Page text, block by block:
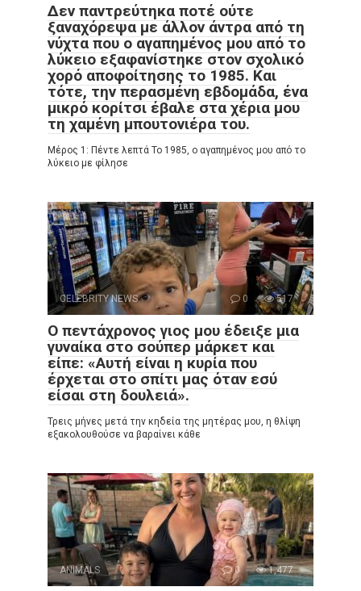
Δεν παντρεύτηκα ποτέ ούτε
ξαναχόρεψα με άλλον άντρα από τη
νύχτα που ο αγαπημένος μου από το
λύκειο εξαφανίστηκε στον σχολικό
χορό αποφοίτησης το 1985. Και
τότε, την περασμένη εβδομάδα, ένα
μικρό κορίτσι έβαλε στα χέρια μου
τη χαμένη μπουτονιέρα του.
Μέρος 1: Πέντε λεπτά Το 1985, ο αγαπημένος μου από το
λύκειο με φίλησε
CELEBRITY NEWS 0 517
Ο πεντάχρονος γιος μου έδειξε μια
γυναίκα στο σούπερ μάρκετ και
είπε: «Αυτή είναι η κυρία που
έρχεται στο σπίτι μας όταν εσύ
είσαι στη δουλειά».
Τρεις μήνες μετά την κηδεία της μητέρας μου, η θλίψη
εξακολουθούσε να βαραίνει κάθε
ANIMALS 0 1,477